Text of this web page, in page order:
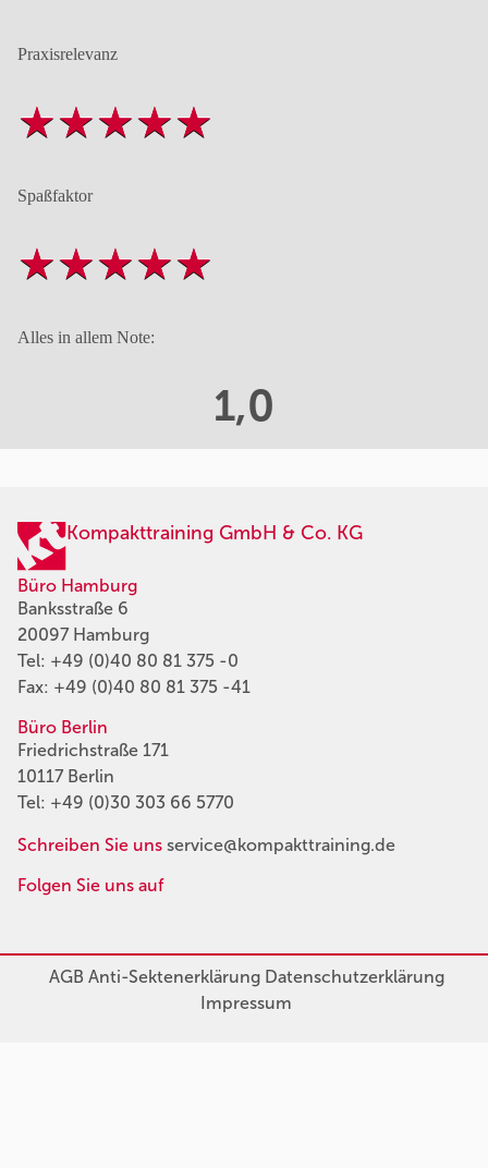
Praxisrelevanz
Spaßfaktor
Alles in allem Note:
1,0
Kompakttraining GmbH & Co. KG
Büro Hamburg
Banksstraße 6
20097 Hamburg
Tel: +49 (0)40 80 81 375 -0
Fax: +49 (0)40 80 81 375 -41
Büro Berlin
Friedrichstraße 171
10117 Berlin
Tel: +49 (0)30 303 66 5770
Schreiben Sie uns service@kompakttraining.de
Folgen Sie uns auf
AGBAnti-SektenerklärungDatenschutzerklärung
Impressum